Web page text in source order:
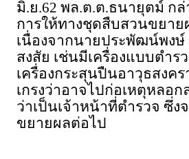
มิ.ย.62 พล.ต.ต.ธนายุตม์ ก
การให้ทางชุดสืบสวนขยาย
เนื่องจากนายประพัฒน์พงษ์
สงสัย เช่นมีเครื่องแบบตำร
เครื่องกระสุนปืนอาวุธสงคร
เกรงว่าอาจไปก่อเหตุหลอ
ว่าเป็นเจ้าหน้าที่ตำรวจ ซึ่ง
ขยายผลต่อไป